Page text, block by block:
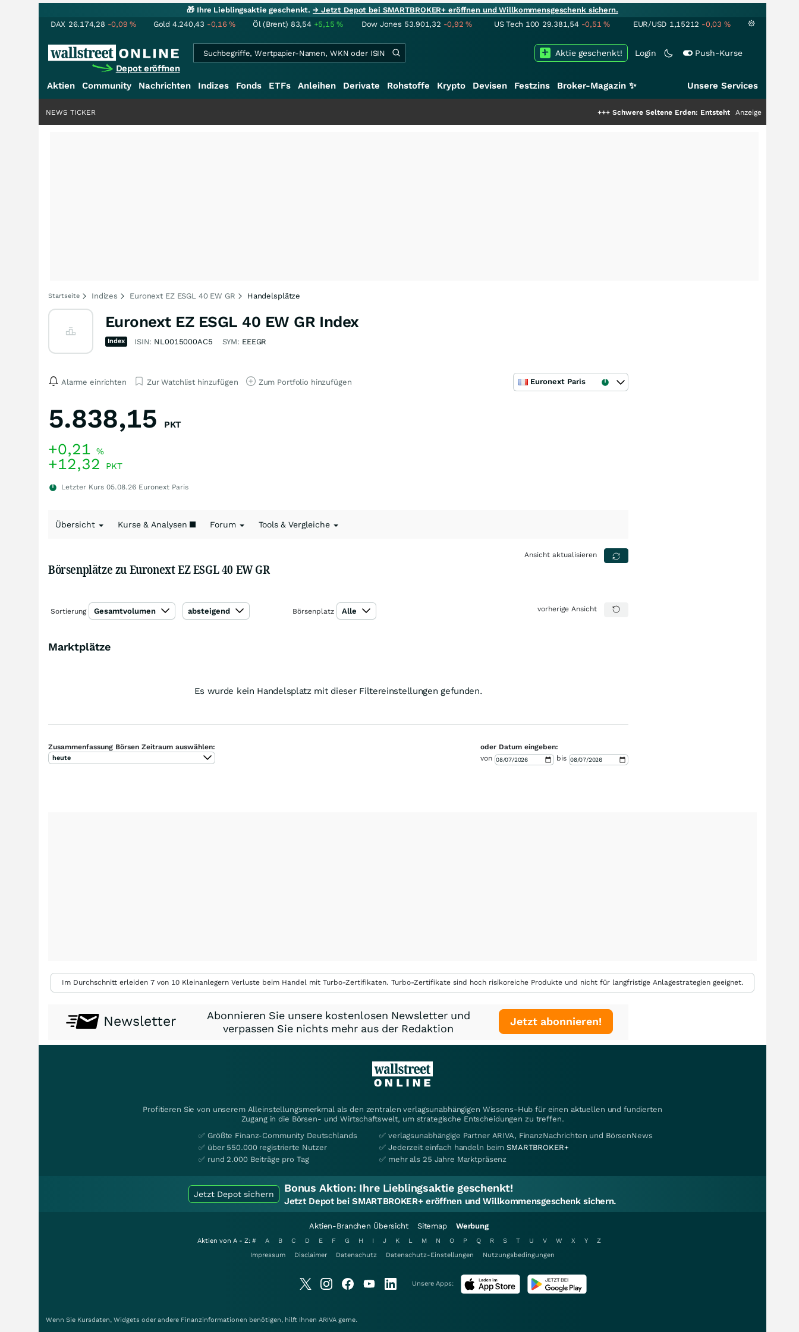
🎁 Ihre Lieblingsaktie geschenkt.→ Jetzt Depot bei SMARTBROKER+ eröffnen und Willkommensgeschenk sichern.
DAX 26.174,28 -0,09% Gold 4.240,43 -0,16% Öl (Brent) 83,54 +5,15% Dow Jones 53.901,32 -0,92% US Tech 100 29.381,54 -0,51% EUR/USD 1,15212 -0,03 %
Depot eröffnen
Login Push-Kurse
Aktie geschenkt!
Aktien Community Nachrichten Indizes Fonds ETFs Anleihen Derivate Rohstoffe Krypto Devisen Festzins Broker-Magazin ✨ Unsere Services
Schwere Seltene Erden: Entsteht hier die nächste
Anzeige
NEWS TICKER
Startseite Indizes Euronext EZ ESGL 40 EW GR Handelsplätze
Euronext EZ ESGL 40 EW GR Index
Index ISIN: NL0015000AC5 SYM: EEEGR
Alarme einrichten Zur Watchlist hinzufügen Zum Portfolio hinzufügen Euronext Paris
5.838,15 PKT
+0,21 %
+12,32 PKT
Letzter Kurs 05.08.26 Euronext Paris
Übersicht Kurse & Analysen Forum Tools & Vergleiche
Börsenplätze zu Euronext EZ ESGL 40 EW GR
Ansicht aktualisieren
Sortierung Gesamtvolumen absteigend Börsenplatz Alle vorherige Ansicht
Marktplätze
Es wurde kein Handelsplatz mit dieser Filtereinstellungen gefunden.
Zusammenfassung Börsen Zeitraum auswählen:
heute
oder Datum eingeben:
von
bis
Im Durchschnitt erleiden 7 von 10 Kleinanlegern Verluste beim Handel mit Turbo-Zertifikaten. Turbo-Zertifikate sind hoch risikoreiche Produkte und nicht für langfristige Anlagestrategien geeignet.
Newsletter
Abonnieren Sie unsere kostenlosen Newsletter und
verpassen Sie nichts mehr aus der Redaktion
Jetzt abonnieren!
Profitieren Sie von unserem Alleinstellungsmerkmal als den zentralen verlagsunabhängigen Wissens-Hub für einen aktuellen und fundierten
Zugang in die Börsen- und Wirtschaftswelt, um strategische Entscheidungen zu treffen.
✅ Größte Finanz-Community Deutschlands
✅ über 550.000 registrierte Nutzer
✅ rund 2.000 Beiträge pro Tag
✅ verlagsunabhängige Partner ARIVA, FinanzNachrichten und BörsenNews
✅ Jederzeit einfach handeln beimSMARTBROKER+
✅ mehr als 25 Jahre Marktpräsenz
Jetzt Depot sichern Bonus Aktion: Ihre Lieblingsaktie geschenkt!
Jetzt Depot bei SMARTBROKER+ eröffnen und Willkommensgeschenk sichern.
Aktien-Branchen Übersicht Sitemap Werbung
Aktien von A - Z: # A B C D E F G H I J K L M N O P Q R S T U V W X Y
Z
Impressum
Disclaimer Datenschutz Datenschutz-Einstellungen Nutzungsbedingungen
Unsere Apps:
Wenn Sie Kursdaten, Widgets oder andere Finanzinformationen benötigen, hilft Ihnen ARIVA gerne.